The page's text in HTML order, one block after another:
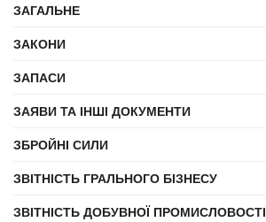
ЗАГАЛЬНЕ
ЗАКОНИ
ЗАПАСИ
ЗАЯВИ ТА ІНШІ ДОКУМЕНТИ
ЗБРОЙНІ СИЛИ
ЗВІТНІСТЬ ГРАЛЬНОГО БІЗНЕСУ
ЗВІТНІСТЬ ДОБУВНОЇ ПРОМИСЛОВОСТІ